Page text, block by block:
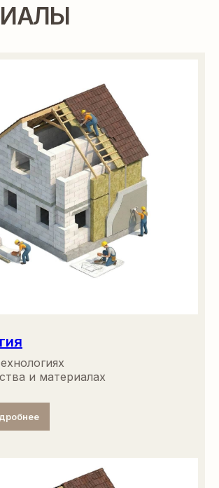
и материалах
Политика
конфиденциальности
Ипотека
Разработка сайта
Реквизиты